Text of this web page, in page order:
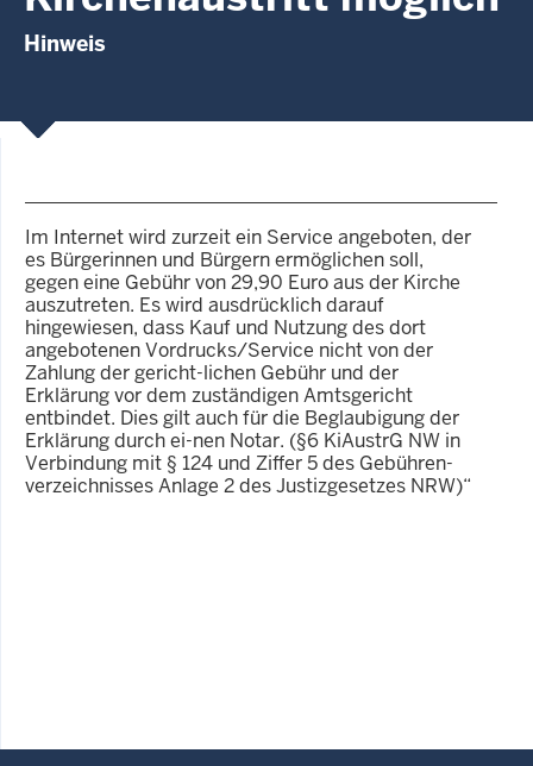
Hinweis
Im Internet wird zurzeit ein Service angeboten, der
es Bürgerinnen und Bürgern ermöglichen soll,
gegen eine Gebühr von 29,90 Euro aus der Kirche
auszutreten. Es wird ausdrücklich darauf
hingewiesen, dass Kauf und Nutzung des dort
angebotenen Vordrucks/Service nicht von der
Zahlung der gericht-lichen Gebühr und der
Erklärung vor dem zuständigen Amtsgericht
entbindet. Dies gilt auch für die Beglaubigung der
Erklärung durch ei-nen Notar. (§6 KiAustrG NW in
Verbindung mit § 124 und Ziffer 5 des Gebühren-
verzeichnisses Anlage 2 des Justizgesetzes NRW)“